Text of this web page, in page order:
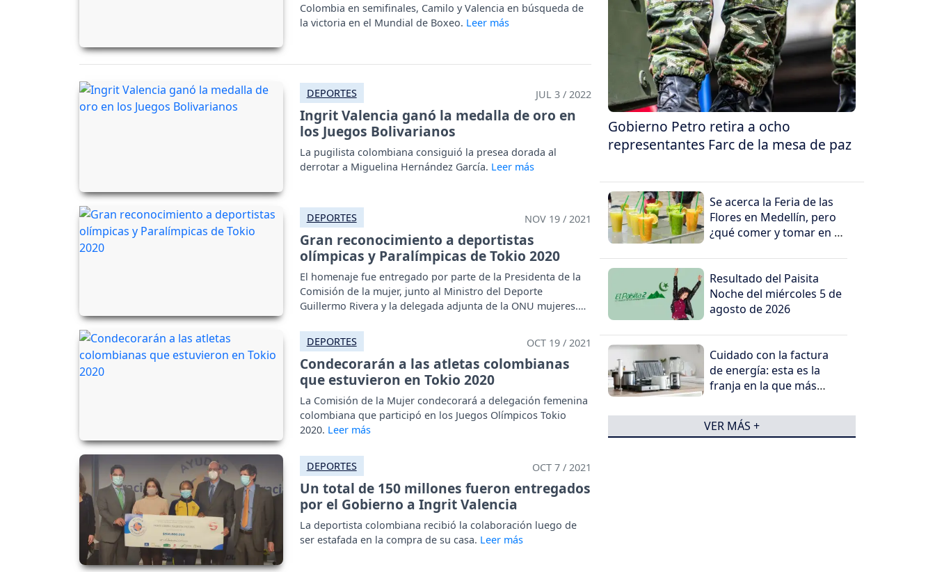
Colombia en semifinales, Camilo y Valencia en búsqueda de
la victoria en el Mundial de Boxeo.
DEPORTES JUL 3 / 2022
Ingrit Valencia ganó la medalla de oro en
los Juegos Bolivarianos
La pugilista colombiana consiguió la presea dorada al
derrotar a Miguelina Hernández García.
DEPORTES NOV 19 / 2021
Gran reconocimiento a deportistas
olímpicas y Paralímpicas de Tokio 2020
El homenaje fue entregado por parte de la Presidenta de la
Comisión de la mujer, junto al Ministro del Deporte
Guillermo Rivera y la delegada adjunta de la ONU mujeres.
DEPORTES OCT 19 / 2021
Condecorarán a las atletas colombianas
que estuvieron en Tokio 2020
La Comisión de la Mujer condecorará a delegación femenina
colombiana que participó en los Juegos Olímpicos Tokio
2020.
DEPORTES OCT 7 / 2021
Un total de 150 millones fueron entregados
por el Gobierno a Ingrit Valencia
La deportista colombiana recibió la colaboración luego de
ser estafada en la compra de su casa.
Gobierno Petro retira a ocho
representantes Farc de la mesa de paz
Se acerca la Feria de las
Flores en Medellín, pero
¿qué comer y tomar en el
Resultado del Paisita
Noche del miércoles 5 de
agosto de 2026
Cuidado con la factura
de energía: esta es la
franja en la que más
electricidad
VER MÁS +